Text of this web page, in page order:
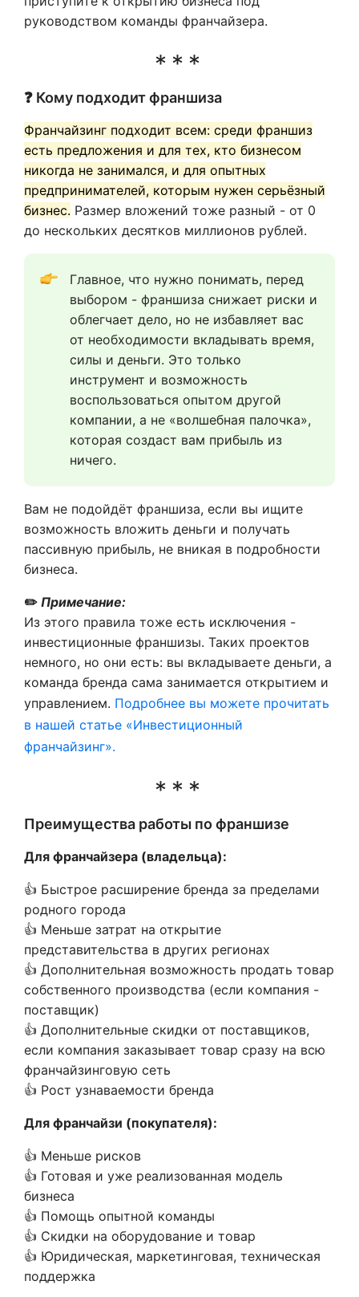
руководством команды франчайзера.
❓ Кому подходит франшиза
Франчайзинг подходит всем: среди франшиз
есть предложения и для тех, кто бизнесом
никогда не занимался, и для опытных
предпринимателей, которым нужен серьёзный
бизнес. Размер вложений тоже разный - от 0
до нескольких десятков миллионов рублей.
Главное, что нужно понимать, перед
выбором - франшиза снижает риски и
облегчает дело, но не избавляет вас
от необходимости вкладывать время,
силы и деньги. Это только
инструмент и возможность
воспользоваться опытом другой
компании, а не «волшебная палочка»,
которая создаст вам прибыль из
ничего.
Вам не подойдёт франшиза, если вы ищите
возможность вложить деньги и получать
пассивную прибыль, не вникая в подробности
бизнеса.
✏️ Примечание:
Из этого правила тоже есть исключения -
инвестиционные франшизы. Таких проектов
немного, но они есть: вы вкладываете деньги, а
команда бренда сама занимается открытием и
управлением. Подробнее вы можете прочитать
в нашей статье «Инвестиционный
франчайзинг».
Преимущества работы по франшизе
Для франчайзера (владельца):
👍 Быстрое расширение бренда за пределами
родного города
👍 Меньше затрат на открытие
представительства в других регионах
👍 Дополнительная возможность продать товар
собственного производства (если компания -
поставщик)
👍 Дополнительные скидки от поставщиков,
если компания заказывает товар сразу на всю
франчайзинговую сеть
👍 Рост узнаваемости бренда
Для франчайзи (покупателя):
👍 Меньше рисков
👍 Готовая и уже реализованная модель
бизнеса
👍 Помощь опытной команды
👍 Скидки на оборудование и товар
👍 Юридическая, маркетинговая, техническая
поддержка